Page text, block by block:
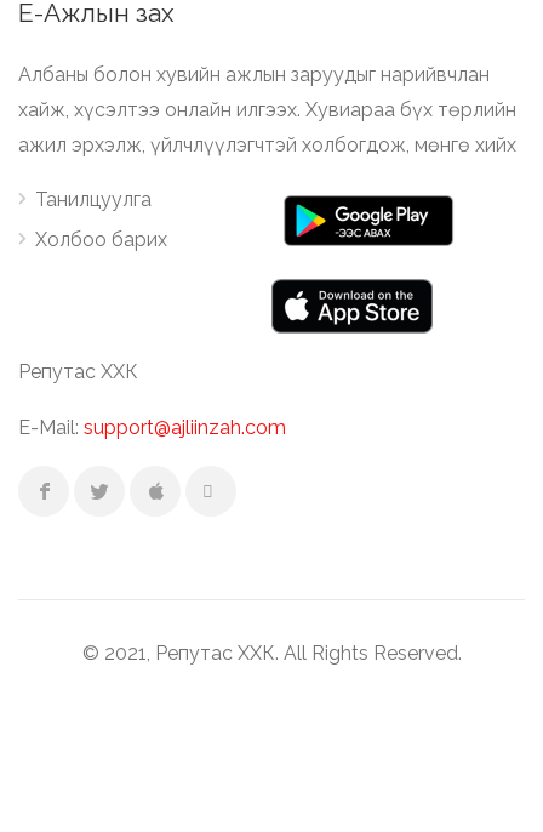
Е-Ажлын зах
Албаны болон хувийн ажлын заруудыг нарийвчлан
хайж, хүсэлтээ онлайн илгээх. Хувиараа бүх төрлийн
ажил эрхэлж, үйлчлүүлэгчтэй холбогдож, мөнгө хийх
Танилцуулга
Холбоо барих
Репутас ХХК
E-Mail: support@ajliinzah.com
© 2021, Репутас ХХК. All Rights Reserved.